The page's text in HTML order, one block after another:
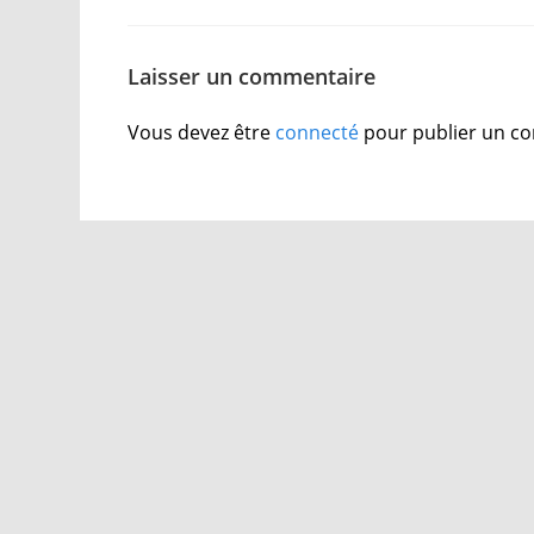
Laisser un commentaire
Vous devez être connecté pour publier un